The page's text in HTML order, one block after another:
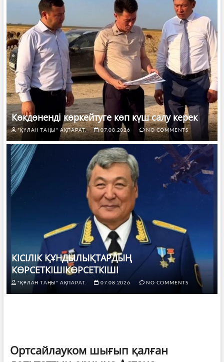
Көкдөненді көркейтуге көп күш салу керек
"ҚҰЛАН ТАҢЫ" АҚПАРАТ. 07.08.2026 NO COMMENTS
КІСІЛІК ҚҰНДЫЛЫҚТАРДЫҢ
КӨРСЕТКІШІКӨРСЕТКІШІ
"ҚҰЛАН ТАҢЫ" АҚПАРАТ. 07.08.2026 NO COMMENTS
Ортсайлауком шығып қалған